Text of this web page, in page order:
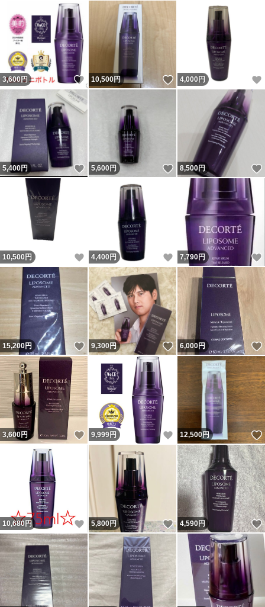
3,600円 いいね！
10,500円 いいね！
4,000 円
5,400円 いいね！
5,600円 いいね！
8,500円
10,500 円 いいね！
4,400 円 いいね！
7,790円
15,200円 いいね！
9,300円 いいね！
6,000円
3,600円 いいね！
9,999円 いいね！
12,500円
10,680 円 いいね！
5,800円 いいね！
4,590円